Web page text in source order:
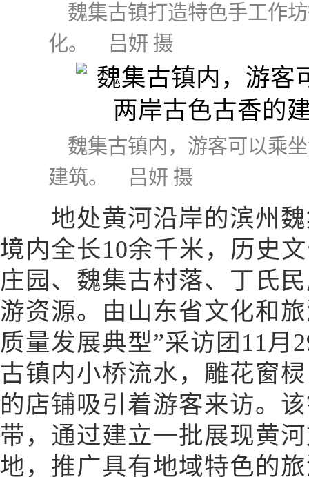
魏集古镇打造特色手工作
化。 吕妍 摄
魏集古镇内，游客可以乘
建筑。 吕妍 摄
地处黄河沿岸的滨州魏
境内全长10余千米，历史
庄园、魏集古村落、丁氏
游资源。由山东省文化和
质量发展典型”采访团11月
古镇内小桥流水，雕花窗
的店铺吸引着游客来访。
带，通过建立一批展现黄
地，推广具有地域特色的